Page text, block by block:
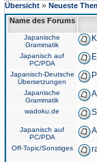
Übersicht » Neueste
Name des Forums
Japanische
Grammatik
Japanisch auf
PC/PDA
Japanisch-Deutsche
Übersetzungen
Japanische
Grammatik
wadoku.de
Japanisch auf
PC/PDA
Off-Topic/Sonstiges